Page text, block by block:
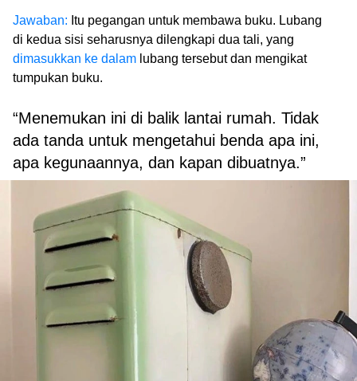
Jawaban: Itu pegangan untuk membawa buku. Lubang
di kedua sisi seharusnya dilengkapi dua tali, yang
dimasukkan ke dalam lubang tersebut dan mengikat
tumpukan buku.
“Menemukan ini di balik lantai rumah. Tidak
ada tanda untuk mengetahui benda apa ini,
apa kegunaannya, dan kapan dibuatnya.”